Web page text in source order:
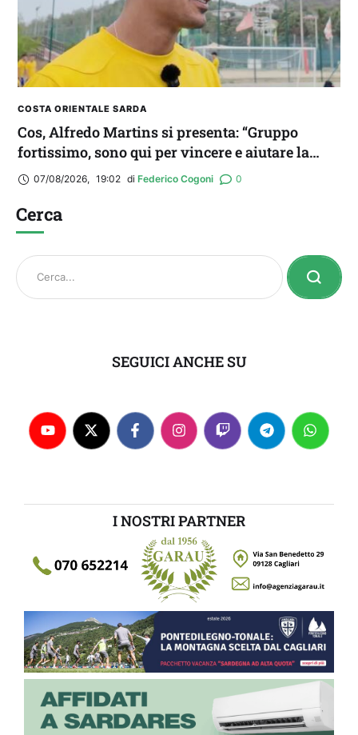
COSTA ORIENTALE SARDA
Cos, Alfredo Martins si presenta: “Gruppo
fortissimo, sono qui per vincere e aiutare la
squadra. Idolo? Mi ispiro a Romario”
07/08/2026, 19:02 di Federico Cogoni 0
Cerca
SEGUICI ANCHE SU
I NOSTRI PARTNER